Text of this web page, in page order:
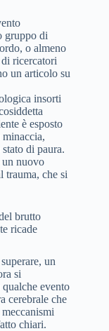
gruppo di
o almeno
ricercatori
un articolo su
insorti
è esposto
di paura.
un nuovo
trauma, che si
brutto
ricade
un
si
qualche evento
cerebrale che
chiari.